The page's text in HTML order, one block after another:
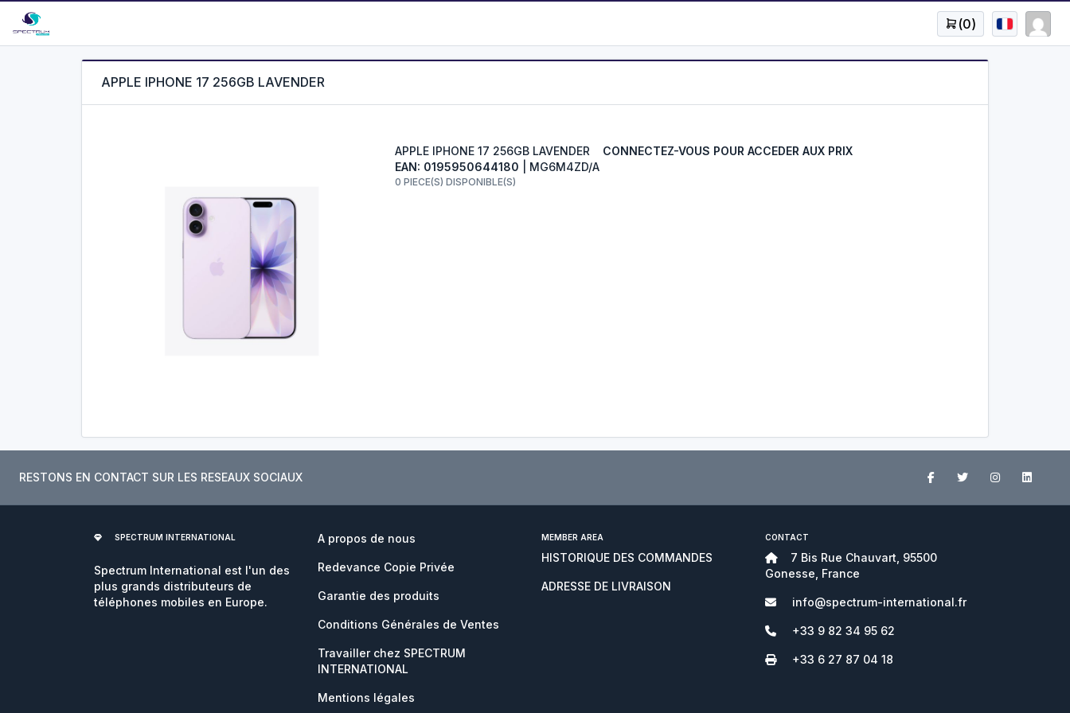
(0)
APPLE IPHONE 17 256GB LAVENDER
APPLE IPHONE 17 256GB LAVENDER
CONNECTEZ-VOUS POUR ACCEDER AUX PRIX
EAN: 0195950644180 | MG6M4ZD/A
0 PIECE(S) DISPONIBLE(S)
RESTONS EN CONTACT SUR LES RESEAUX SOCIAUX
SPECTRUM INTERNATIONAL
Spectrum International est l'un des
plus grands distributeurs de
téléphones mobiles en Europe.
A propos de nous
Redevance Copie Privée
Garantie des produits
Conditions Générales de Ventes
Travailler chez SPECTRUM
INTERNATIONAL
Mentions légales
MEMBER AREA
HISTORIQUE DES COMMANDES
ADRESSE DE LIVRAISON
CONTACT
7 Bis Rue Chauvart, 95500
Gonesse, France
info@spectrum-international.fr
+33 9 82 34 95 62
+33 6 27 87 04 18